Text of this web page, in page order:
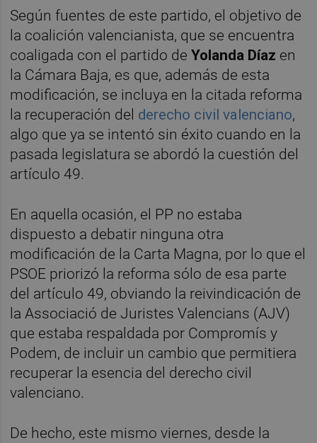
Según fuentes de este partido, el objetivo de
la coalición valencianista, que se encuentra
coaligada con el partido deYolanda Díaz en
la Cámara Baja, es que, además de esta
modificación, se incluya en la citada reforma
la recuperación del derecho civil valenciano,
algo que ya se intentó sin éxito cuando en la
pasada legislatura se abordó la cuestión del
artículo 49.
En aquella ocasión, el PP no estaba
dispuesto a debatir ninguna otra
modificación de la Carta Magna, por lo que el
PSOE priorizó la reforma sólo de esa parte
del artículo 49, obviando la reivindicación de
la Associació de Juristes Valencians (AJV)
que estaba respaldada por Compromís y
Podem, de incluir un cambio que permitiera
recuperar la esencia del derecho civil
valenciano.
De hecho, este mismo viernes, desde la